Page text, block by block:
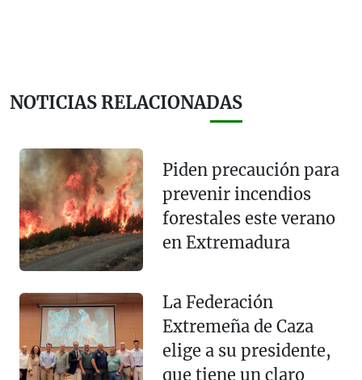
NOTICIAS RELACIONADAS
Piden precaución para
prevenir incendios
forestales este verano
en Extremadura
La Federación
Extremeña de Caza
elige a su presidente,
que tiene un claro